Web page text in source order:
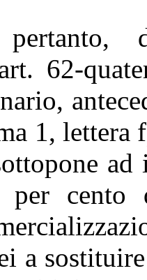
62-
1, lettera
ad
per cento
a